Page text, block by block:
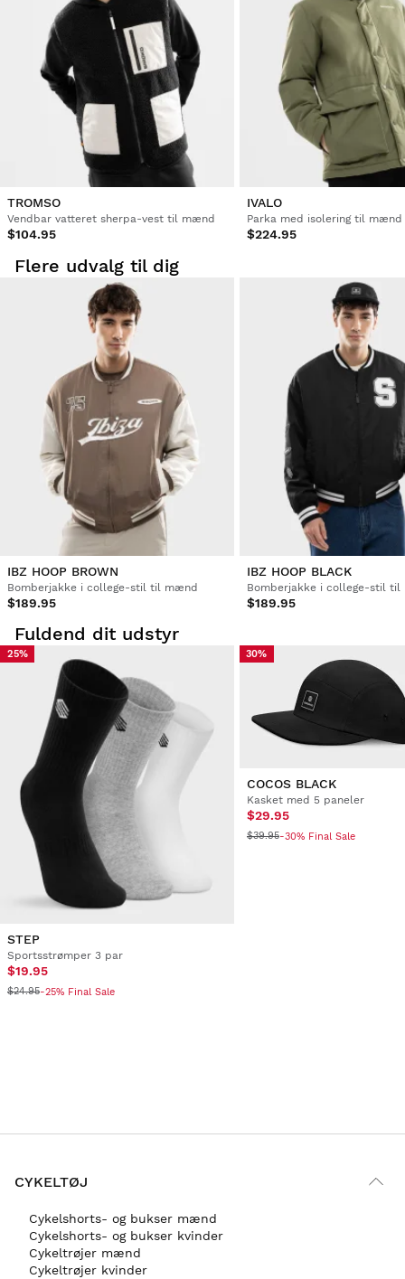
TROMSO
Vendbar vatteret sherpa-vest til mænd
$104.95
IVALO
Parka med isolering til mænd
$224.95
Flere udvalg til dig
IBZ HOOP BROWN
Bomberjakke i college-stil til mænd
$189.95
IBZ HOOP BLACK
Bomberjakke i college-stil til
$189.95
Fuldend dit udstyr
25%
STEP
Sportsstrømper 3 par
$19.95
$24.95-25% Final Sale
30%
COCOS BLACK
Kasket med 5 paneler
$29.95
$39.95-30% Final Sale
CYKELTØJ
Cykelshorts- og bukser mænd
Cykelshorts- og bukser kvinder
Cykeltrøjer mænd
Cykeltrøjer kvinder